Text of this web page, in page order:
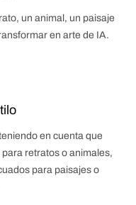
un animal, un paisaje
en arte de IA.
en cuenta que
retratos o animales,
para paisajes o